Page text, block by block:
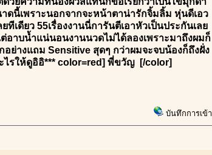
นี้เพราะนอกจากจะหน้าตาน่ารักจิ้มลิ้ม หุ่นดีเอว
เดียว 55เรื่องงานนี่การันตีเอาหัวเป็นประกันเลย
าบน้ำแน่นอนงานนวดไม่ได้ลองเพราะมาถึงผมก็
ย่างแถม Sensitive สุดๆ กว่าผมจะจบน้องก็ถึงฝั่ง
รให้ดูอิอิ*** color=red] พี่ขวัญ [/color]
บันทึกการเข้า